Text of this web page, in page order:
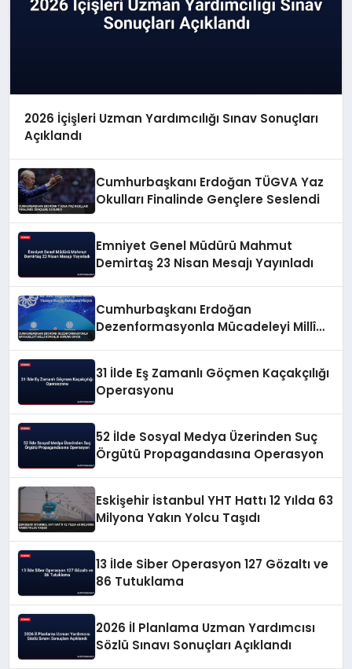
2026 İçişleri Uzman Yardımcılığı Sınav Sonuçları
Açıklandı
Cumhurbaşkanı Erdoğan TÜGVA Yaz
Okulları Finalinde Gençlere Seslendi
Emniyet Genel Müdürü Mahmut
Demirtaş 23 Nisan Mesajı Yayınladı
Cumhurbaşkanı Erdoğan
Dezenformasyonla Mücadeleyi Millî
31 İlde Eş Zamanlı Göçmen Kaçakçılığı
Operasyonu
52 İlde Sosyal Medya Üzerinden Suç
Örgütü Propagandasına Operasyon
Eskişehir İstanbul YHT Hattı 12 Yılda 63
Milyona Yakın Yolcu Taşıdı
13 İlde Siber Operasyon 127 Gözaltı ve
86 Tutuklama
2026 İl Planlama Uzman Yardımcısı
Sözlü Sınavı Sonuçları Açıklandı